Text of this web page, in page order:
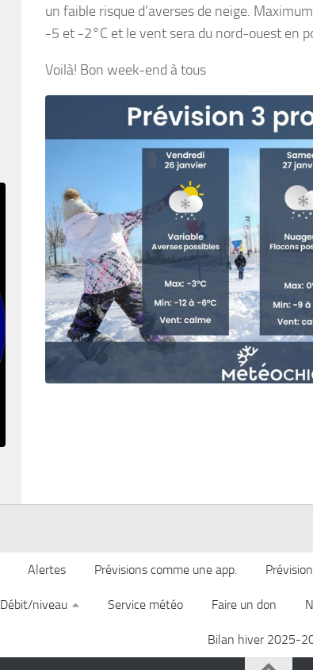
un faible risque d’averses de neige.
-5 et -2°C et le vent sera du nord-ouest en
Voilà! Bon week-end à tous
Alertes Prévisions comme une app.
Débit/niveau Service météo Faire un don
Bilan hiver 2025-